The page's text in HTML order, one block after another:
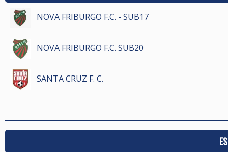
NOVA FRIBURGO F.C. - SUB17
NOVA FRIBURGO F.C. SUB20
SANTA CRUZ F. C.